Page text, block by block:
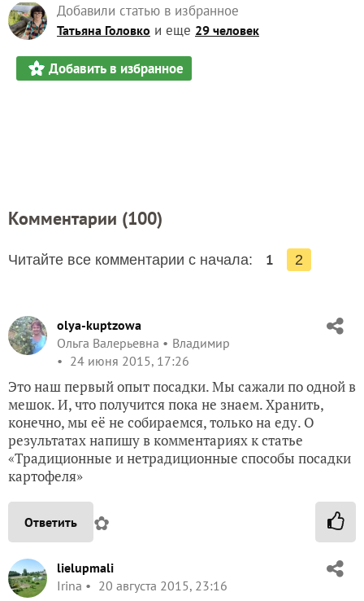
Добавили статью в избранное
Татьяна Головко и еще 29 человек
Добавить в избранное
Комментарии (100)
Читайте все комментарии с начала: 1 2
olya-kuptzowa
Ольга Валерьевна
Владимир
24 июня 2015, 17:26
Это наш первый опыт посадки. Мы сажали по одной в
мешок. И, что получится пока не знаем. Хранить,
конечно, мы её не собираемся, только на еду. О
результатах напишу в комментариях к статье
«Традиционные и нетрадиционные способы посадки
картофеля»
Ответить ✿
lielupmali
Irina
20 августа 2015, 23:16